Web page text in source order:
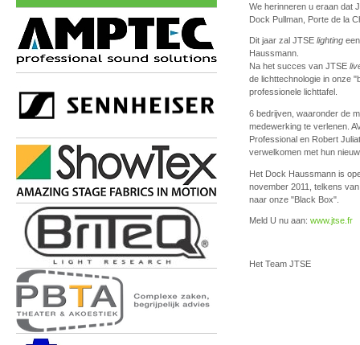
We herinneren u eraan dat
Dock Pullman, Porte de la
Dit jaar zal JTSE lighting
Haussmann.
Na het succes van JTSE
de lichttechnologie in onze
professionele lichttafel.
6 bedrijven, waaronder de
medewerking te verlenen.
Professional en Robert
verwelkomen met hun
Het Dock Haussmann is
november 2011, telkens
naar onze "Black Box".
Meld U nu aan: www.jtse.fr
Het Team JTSE